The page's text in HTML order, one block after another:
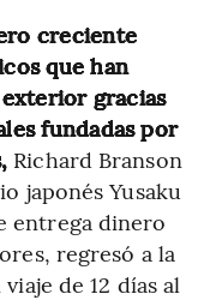
creciente
que han
gracias
fundadas por
Richard Branson
japonés Yusaku
entrega dinero
regresó a la
de 12 días al